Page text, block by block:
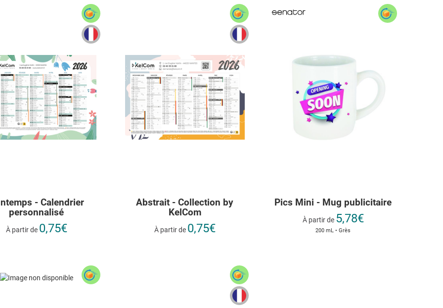
- Calendrier
personnalisé
À partir de 0,75€
Abstrait - Collection by
KelCom
À partir de 0,75€
Pics Mini - Mug publicitaire
À partir de 5,78€
200 mL • Grès